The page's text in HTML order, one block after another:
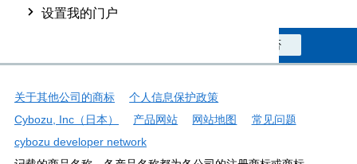
设置我的门户
否
关于其他公司的商标
个人信息保护政策
Cybozu, Inc（日本）
产品网站 网站地图
常见问题
cybozu developer network